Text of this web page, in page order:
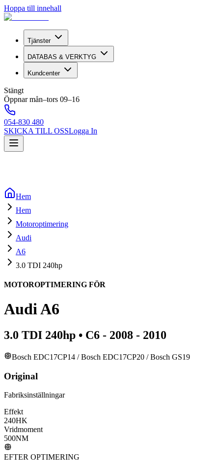
Hoppa till innehall
Tjänster
DATABAS & VERKTYG
Kundcenter
Stängt
Öppnar mån–tors 09–16
054-830 480
SKICKA TILL OSSLogga In
Hem
Hem
Motoroptimering
Audi
A6
3.0 TDI 240hp
MOTOROPTIMERING FÖR
AudiA6
3.0 TDI 240hp • C6 - 2008 - 2010
Bosch EDC17CP14 / Bosch EDC17CP20 / Bosch GS19
Original
Fabriksinställningar
Effekt
240HK
Vridmoment
500NM
EFTER OPTIMERING